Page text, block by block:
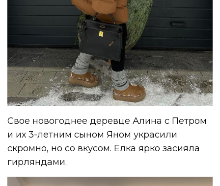
Свое новогоднее деревце Алина с Петром
и их 3-летним сыном Яном украсили
скромно, но со вкусом. Елка ярко засияла
гирляндами.